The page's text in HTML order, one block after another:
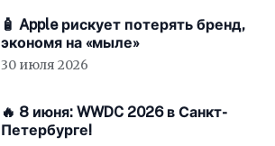
🧴 Apple рискует потерять бренд,
экономя на «мыле»
30 июля 2026
🔥 8 июня: WWDC 2026 в Санкт-
Петербурге!